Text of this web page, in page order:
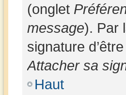
(onglet
message). Par
signature
Attacher sa
Haut